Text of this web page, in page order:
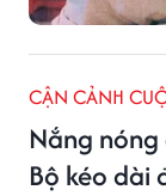
CẬN CẢNH
Nắng
Bộ kéo dài